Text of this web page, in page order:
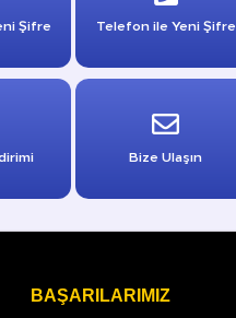
Şifre Telefon ile Yeni Şifre
Bize Ulaşın
BAŞARILARIMIZ